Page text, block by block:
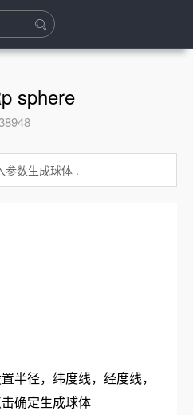
sphere
参数生成球体 .
半径，纬度线，经度线，
确定生成球体